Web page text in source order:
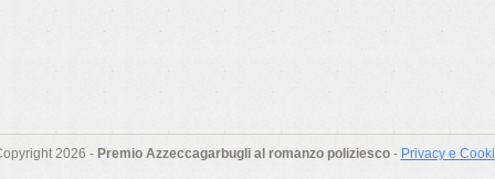
2026 - Premio Azzeccagarbugli al romanzo poliziesco- Privacy e